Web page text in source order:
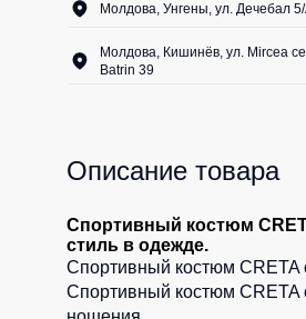
Молдова, Унгены, ул. Дечебал
Молдова, Кишинёв, ул. Mircea cel
Batrin 39
Описание товара
Спортивный костюм
стиль в одежде.
Спортивный костюм CRETA
Спортивный костюм CRETA